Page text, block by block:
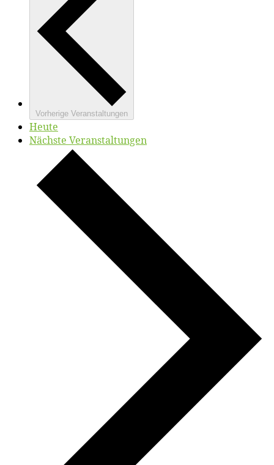
Vorherige Veranstaltungen
Heute
Nächste Veranstaltungen